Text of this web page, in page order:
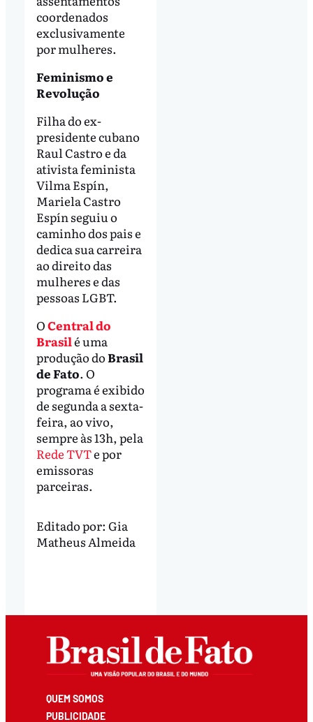
coordenados
exclusivamente
por mulheres.
Feminismo e
Revolução
Filha do ex-
presidente cubano
Raul Castro e da
ativista feminista
Vilma Espín,
Mariela Castro
Espín seguiu o
caminho dos pais e
dedica sua carreira
ao direito das
mulheres e das
pessoas LGBT.
OCentral do
Brasilé uma
produção doBrasil
de Fato. O
programa é exibido
de segunda a sexta-
feira, ao vivo,
sempre às 13h, pela
Rede TVTe por
emissoras
parceiras.
Editado por: Gia
Matheus Almeida
QUEM SOMOS
PUBLICIDADE